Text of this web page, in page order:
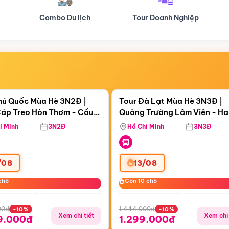
Tour Doanh Nghiệp Du lịch Hành Hương
06:48:53
Treo Hòn Thơm
Quốc Mùa Hè 3N2Đ |
Treo Hòn Thơm - Cầu
Viên Nước Aquatopia
Minh 3N2Đ
-10%
Xem chi tiết
Còn05 ngày 06:48:53
Tour Đà Lạt Mùa Hè 3N3Đ |
Quảng Trường Lâm Viên -
Hill - Puppy Farm
Hồ Chí Minh 3N3Đ
13/08
Còn 10 chỗ
Còn 10 chỗ
1.444.000đ -10%
1.299.000đ Xem